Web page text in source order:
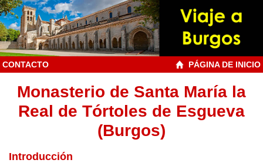
CONTACTO PÁGINA DE INICIO
Monasterio de Santa María la
Real de Tórtoles de Esgueva
(Burgos)
Introducción